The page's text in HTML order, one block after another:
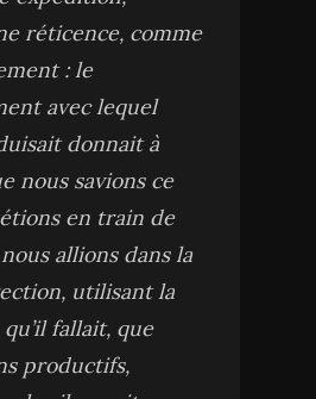
réticence, comme
: le
avec lequel
donnait à
nous savions ce
en train de
allions dans la
utilisant la
fallait, que
productifs,